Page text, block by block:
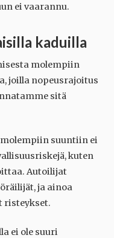
ei vaarannu.
kaduilla
molempiin
joilla nopeusrajoitus
sitä
suuntiin ei
kuten
Autoilijat
ja ainoa
risteykset.
ei ole suuri